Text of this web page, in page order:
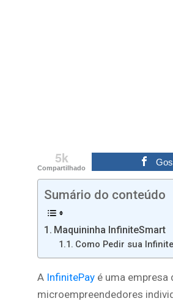
5k
Compartilhado
Sumário do conteúdo
Maquininha InfiniteSmart
Como Pedir sua
A InfinitePay é uma empresa
microempreendedores